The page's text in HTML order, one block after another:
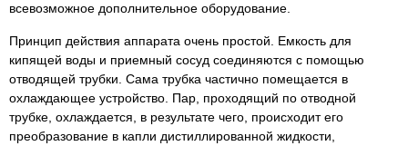
всевозможное дополнительное оборудование.
Принцип действия аппарата очень простой. Емкость для
кипящей воды и приемный сосуд соединяются с помощью
отводящей трубки. Сама трубка частично помещается в
охлаждающее устройство. Пар, проходящий по отводной
трубке, охлаждается, в результате чего, происходит его
преобразование в капли дистиллированной жидкости,